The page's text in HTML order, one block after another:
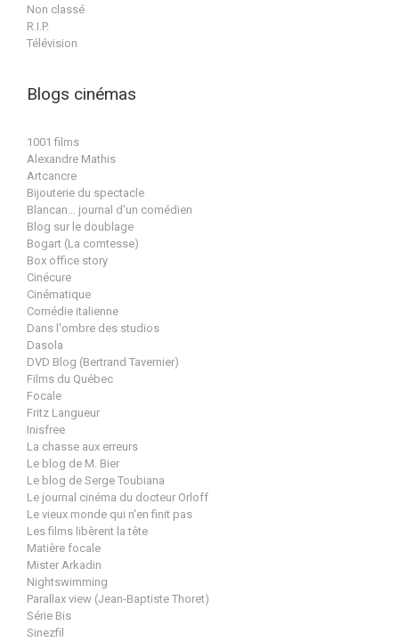
Non classé
R.I.P.
Télévision
Blogs cinémas
1001 films
Alexandre Mathis
Artcancre
Bijouterie du spectacle
Blancan… journal d'un comédien
Blog sur le doublage
Bogart (La comtesse)
Box office story
Cinécure
Cinématique
Comédie italienne
Dans l'ombre des studios
Dasola
DVD Blog (Bertrand Tavernier)
Films du Québec
Focale
Fritz Langueur
Inisfree
La chasse aux erreurs
Le blog de M. Bier
Le blog de Serge Toubiana
Le journal cinéma du docteur Orloff
Le vieux monde qui n'en finit pas
Les films libèrent la tête
Matière focale
Mister Arkadin
Nightswimming
Parallax view (Jean-Baptiste Thoret)
Série Bis
Sinezfil